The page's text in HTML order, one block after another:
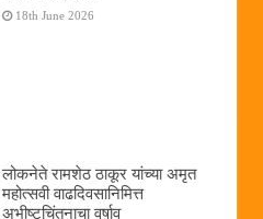
18th June 2026
लोकनेते रामशेठ ठाकूर यांच्या अमृत
महोत्सवी वाढदिवसानिमित्त
अभीष्टचिंतनाचा वर्षाव